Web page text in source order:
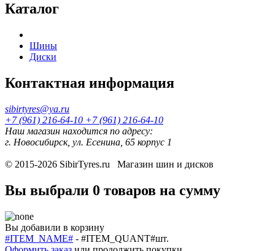
Каталог
Шины
Диски
Контактная информация
sibirtyres@ya.ru
+7 (961) 216-64-10 +7 (961) 216-64-10
Наш магазин находится по адресу:
г. Новосибирск, ул. Есенина, 65 корпус 1
© 2015-2026 SibirTyres.ru Магазин шин и дисков
Вы выбрали 0 товаров на сумму
Вы добавили в корзину
#ITEM_NAME# - #ITEM_QUANT#шт.